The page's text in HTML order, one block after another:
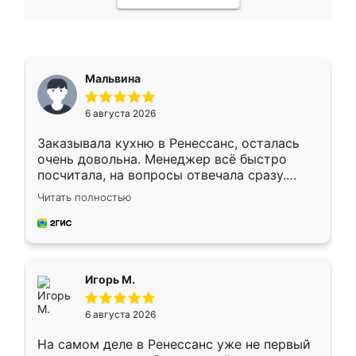
Мальвина
6 августа 2026
Заказывала кухню в Ренессанс, осталась
очень довольна. Менеджер всё быстро
посчитала, на вопросы отвечала сразу.
Замерщик приехал в субботу, подошёл к
делу со всей ответственностью. Собрали
за день, ребята работали аккуратно, даже
Читать полностью
Игорь М.
6 августа 2026
На самом деле в Ренессанс уже не первый